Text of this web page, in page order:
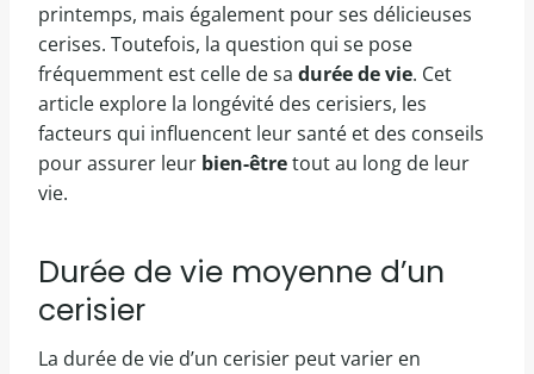
printemps, mais également pour ses délicieuses
cerises. Toutefois, la question qui se pose
fréquemment est celle de sa durée de vie. Cet
article explore la longévité des cerisiers, les
facteurs qui influencent leur santé et des conseils
pour assurer leur bien-êtretout au long de leur
vie.
Durée de vie moyenne d’un
cerisier
La durée de vie d’un cerisier peut varier en